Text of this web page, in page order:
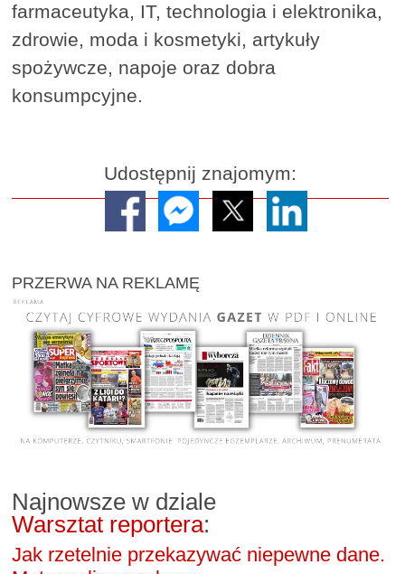
farmaceutyka, IT, technologia i elektronika,
zdrowie, moda i kosmetyki, artykuły
spożywcze, napoje oraz dobra
konsumpcyjne.
Udostępnij znajomym:
PRZERWA NA REKLAMĘ
Najnowsze w dziale
Warsztat reportera:
Jak rzetelnie przekazywać niepewne dane.